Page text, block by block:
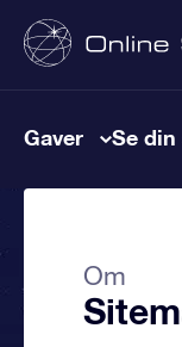
Gaver Se
Om